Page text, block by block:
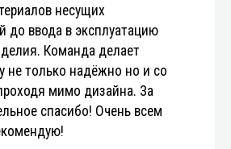
несущих
до ввода в эксплуатацию
Команда делает
не только надёжно но и со
мимо дизайна. За
спасибо! Очень всем